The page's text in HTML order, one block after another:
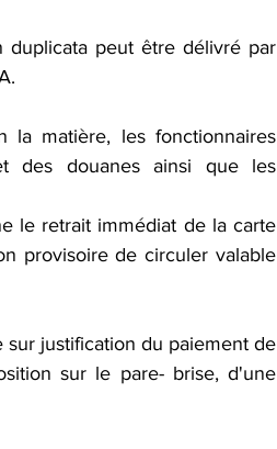
des douanes ainsi que les
le retrait immédiat de la carte
provisoire de circuler valable
sur le pare- brise, d'une